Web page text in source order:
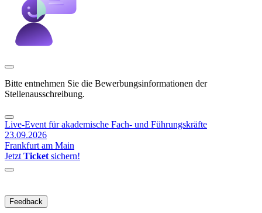
Bitte entnehmen Sie die Bewerbungsinformationen der
Stellenausschreibung.
Live-Event für akademische Fach- und Führungskräfte
23.09.2026
Frankfurt am Main
Jetzt Ticket sichern!
Feedback